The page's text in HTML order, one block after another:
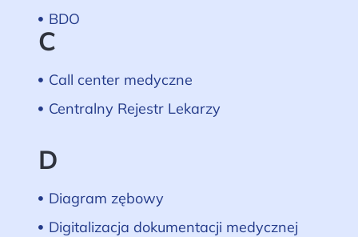
BDO
C
Call center medyczne
Centralny Rejestr Lekarzy
D
Diagram zębowy
Digitalizacja dokumentacji medycznej